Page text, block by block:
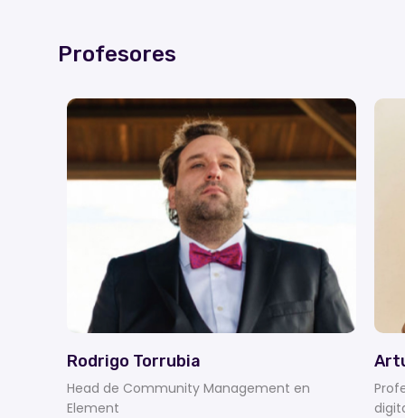
Profesores
Rodrigo Torrubia
Head de Community Management en
Element